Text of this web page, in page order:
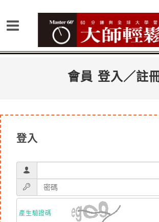
會員 登入／註
登入
產生驗證碼